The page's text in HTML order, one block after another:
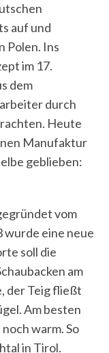
auf und
Polen. Ins
im 17.
dem
durch
Heute
Manufaktur
geblieben:
vom
wurde eine neue
soll die
am
der Teig fließt
Am besten
warm. So
in Tirol.